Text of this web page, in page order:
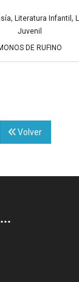
, Literatura Infantil ,
Juvenil
DE RUFINO
Volver